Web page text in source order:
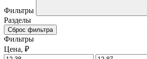
Фильтры
Разделы
Сброс фильтра
Фильтры
Цена, ₽